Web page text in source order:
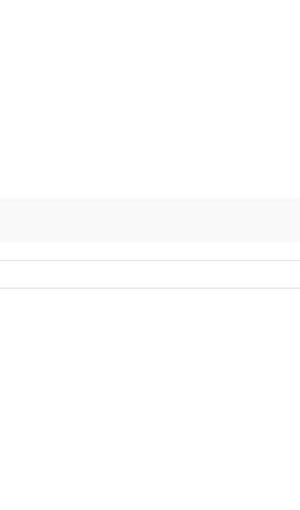
Containerbau Abdichten von